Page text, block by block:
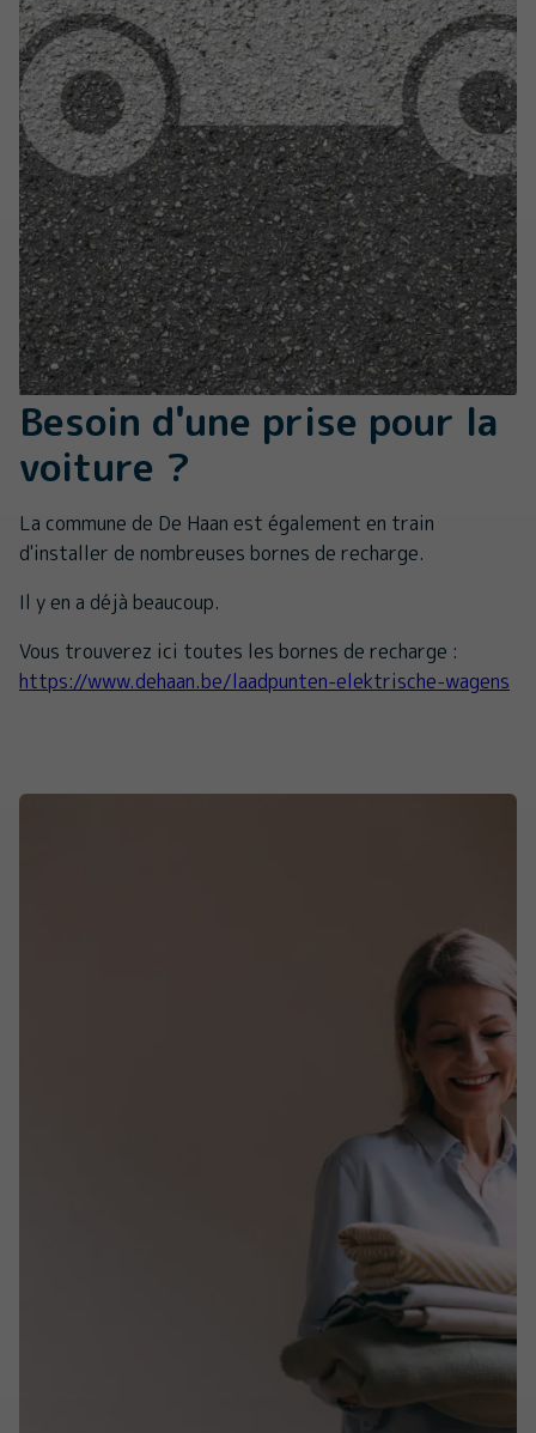
Besoin d'une prise pour la
voiture ?
La commune de De Haan est également en train
d'installer de nombreuses bornes de recharge.
Il y en a déjà beaucoup.
Vous trouverez ici toutes les bornes de recharge :
https://www.dehaan.be/laadpunten-elektrische-wagens